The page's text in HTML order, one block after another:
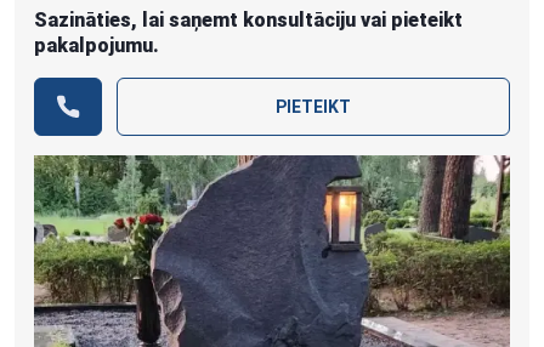
Sazināties, lai saņemt konsultāciju vai pieteikt
pakalpojumu.
PIETEIKT